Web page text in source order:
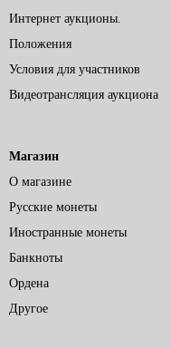
Интернет аукционы.
Положения
Условия для участников
Видеотрансляция аукциона
Магазин
О магазине
Русские монеты
Иностранные монеты
Банкноты
Ордена
Другое